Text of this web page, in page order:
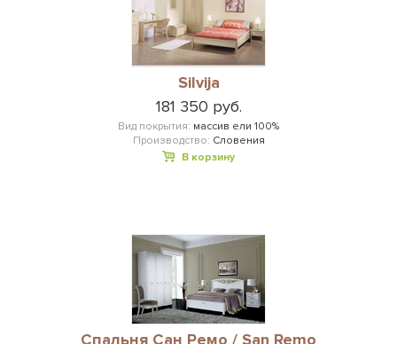
Silvija
181 350 руб.
Вид покрытия: массив ели 100%
Производство: Словения
В корзину
Cпальня Сан Ремо / San Remo